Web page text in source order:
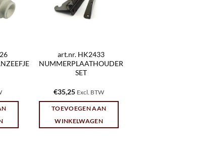
art.nr. HK2433
NUMMERPLAATHOUDER
SET
€35,25 Excl. BTW
TOEVOEGEN AAN
WINKELWAGEN